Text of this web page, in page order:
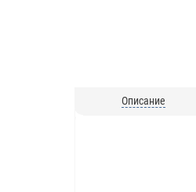
Описание